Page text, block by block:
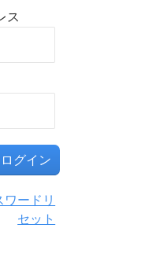
ス
ワードリ
セット